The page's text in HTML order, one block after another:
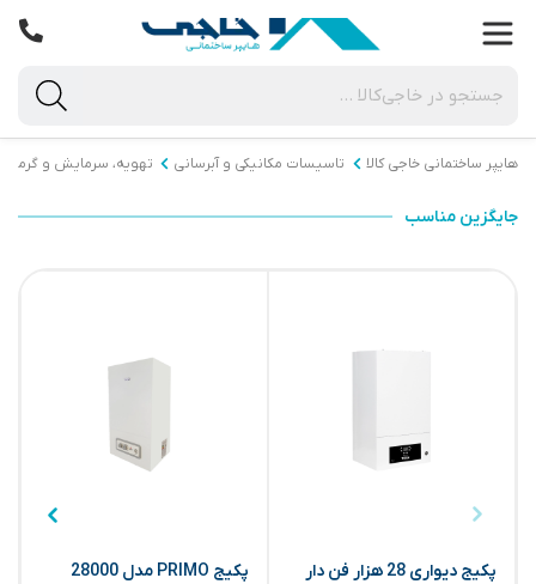
هایپر ساختمانی خاجی‌ کالا تاسیسات مکانیکی و آبرسانی تهویه، سرمایش و
جایگزین مناسب
پکیج دیواری 28 هزار فن دار
پکیج PRIMO مدل 28000